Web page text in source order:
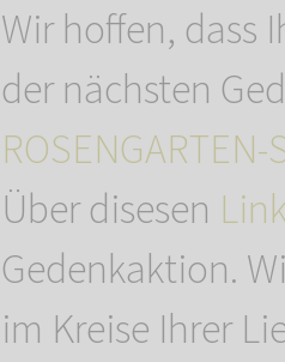
Wir hoffen, dass
der nächsten
Über disesen
Gedenkaktion.
im Kreise Ihrer